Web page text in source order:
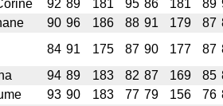
92 89 181 95 86 181 89
90 96 186 88 91 179 87
84 91 175 87 90 177 87
94 89 183 82 87 169 85
93 90 183 77 79 156 76